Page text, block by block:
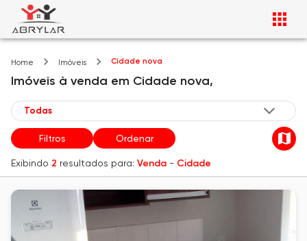
Home Imóveis Cidade nova
Imóveis à venda em Cidade nova,
Filtros Ordenar
Exibindo 2 resultados para: Venda - Cidade